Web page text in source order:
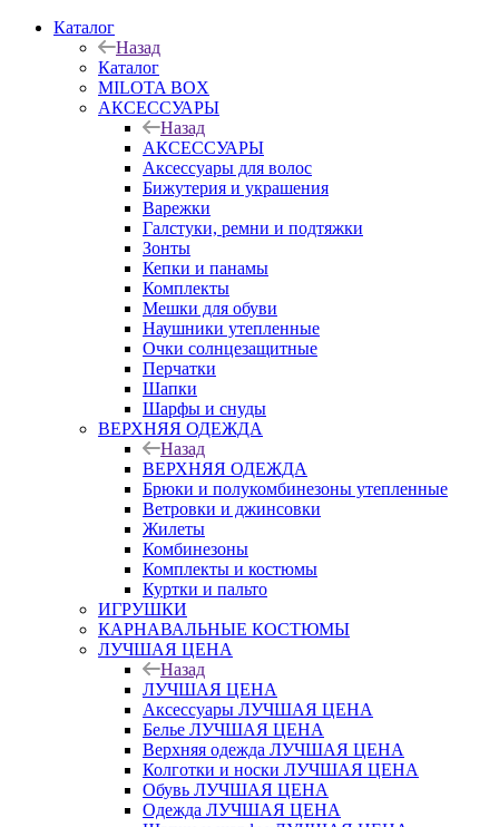
Каталог
Назад
Каталог
MILOTA BOX
АКСЕССУАРЫ
Назад
АКСЕССУАРЫ
Аксессуары для волос
Бижутерия и украшения
Варежки
Галстуки, ремни и подтяжки
Зонты
Кепки и панамы
Комплекты
Мешки для обуви
Наушники утепленные
Очки солнцезащитные
Перчатки
Шапки
Шарфы и снуды
ВЕРХНЯЯ ОДЕЖДА
Назад
ВЕРХНЯЯ ОДЕЖДА
Брюки и полукомбинезоны утепленные
Ветровки и джинсовки
Жилеты
Комбинезоны
Комплекты и костюмы
Куртки и пальто
ИГРУШКИ
КАРНАВАЛЬНЫЕ КОСТЮМЫ
ЛУЧШАЯ ЦЕНА
Назад
ЛУЧШАЯ ЦЕНА
Аксессуары ЛУЧШАЯ ЦЕНА
Белье ЛУЧШАЯ ЦЕНА
Верхняя одежда ЛУЧШАЯ ЦЕНА
Колготки и носки ЛУЧШАЯ ЦЕНА
Обувь ЛУЧШАЯ ЦЕНА
Одежда ЛУЧШАЯ ЦЕНА